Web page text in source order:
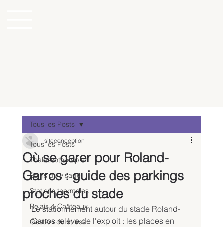
Tous les Posts
Thalassothérapie
Soins du visage
Stations thermales
Relais & Châteaux
Gestion du stress
Tous les Posts
Où se garer pour Roland-
Garros : guide des parkings
proches du stade
siteconception
Le stationnement autour du stade Roland-
Garros relève de l'exploit : les places en